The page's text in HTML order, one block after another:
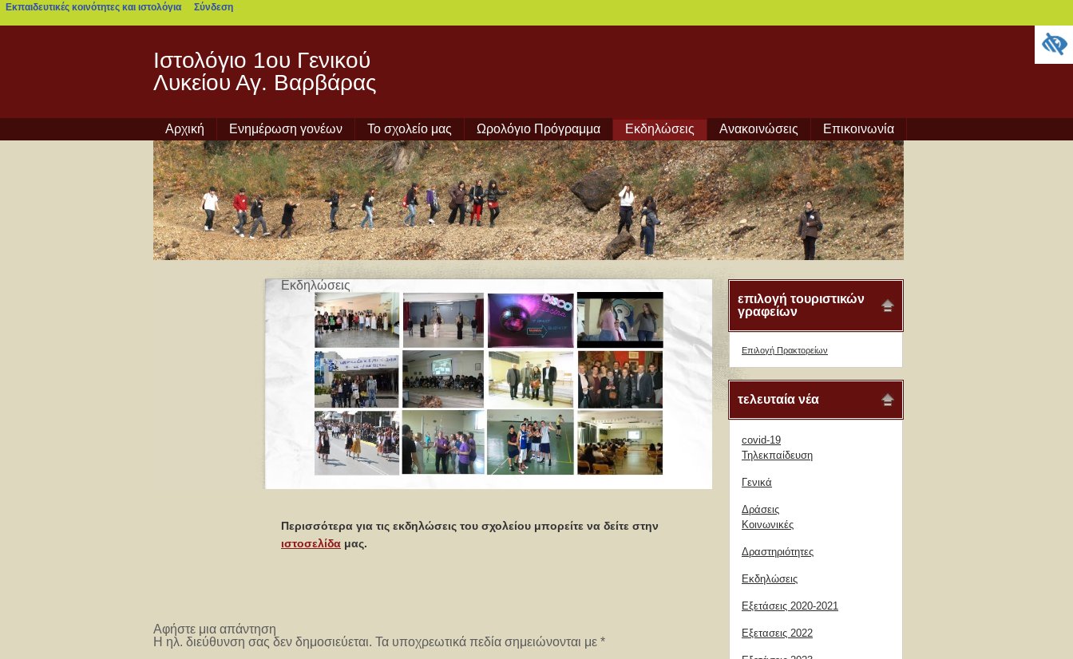
Ιστολόγιο 1ου Γενικού
Λυκείου Αγ. Βαρβάρας
Αρχική Ενημέρωση γονέων Το σχολείο μας Ωρολόγιο Πρόγραμμα Εκδηλώσεις Ανακοινώσεις Επικοινωνία
Εκδηλώσεις
Περισσότερα για τις εκδηλώσεις του σχολείου μπορείτε να δείτε στην
ιστοσελίδα μας.
Αφήστε μια απάντηση
Η ηλ. διεύθυνση σας δεν δημοσιεύεται. Τα υποχρεωτικά πεδία σημειώνονται με *
επιλογή τουριστικών
γραφείων
Επιλογή Πρακτορείων
τελευταία νέα
covid-19
Τηλεκπαίδευση
Γενικά
Δράσεις
Κοινωνικές
Δραστηριότητες
Εκδηλώσεις
Εξετάσεις 2020-2021
Εξετασεις 2022
Εκπαιδευτικές κοινότητες και ιστολόγια blogs.sch.gr
Σύνδεση